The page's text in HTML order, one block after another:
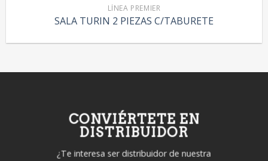
LÍNEA PREMIER
SALA TURIN 2 PIEZAS C/TABURETE
CONVIÉRTETE EN
DISTRIBUIDOR
¿Te interesa ser distribuidor de nuestra